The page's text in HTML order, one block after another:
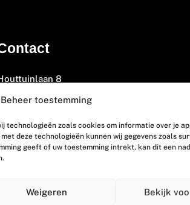
Beheer toestemming
technologieën zoals cookies om informatie over je
deze technologieën kunnen wij gegevens zoals
geeft of uw toestemming intrekt, kan dit een
Weigeren Bekijk
8
3447 GM Woerden
(0348) 405 200
disclaimer en copyright